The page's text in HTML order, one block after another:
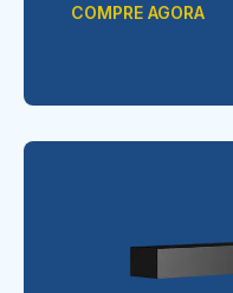
COMPRE AGORA